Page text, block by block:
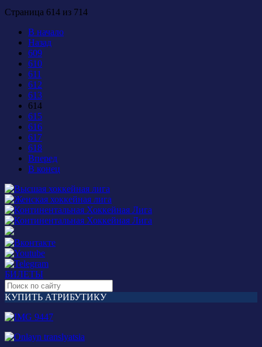
Страница 614 из 714
В начало
Назад
609
610
611
612
613
614
615
616
617
618
Вперед
В конец
БИЛЕТЫ
КУПИТЬ АТРИБУТИКУ